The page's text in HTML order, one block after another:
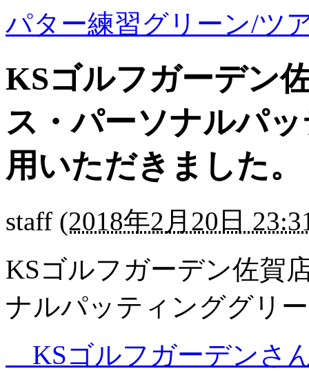
パター練習グリーン/ツ
KSゴルフガーデン
ス・パーソナルパ
用いただきました。
staff (2018年2月20日
KSゴルフガーデン佐賀
ナルパッティンググリ
KSゴルフガーデンさ